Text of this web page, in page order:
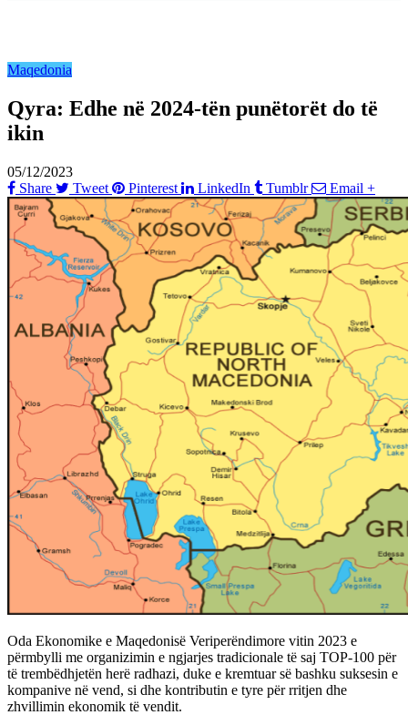
Maqedonia
Qyra: Edhe në 2024-tën punëtorët do të
ikin
05/12/2023
Share
Tweet Pinterest LinkedIn Tumblr Email +
Oda Ekonomike e Maqedonisë Veriperëndimore vitin 2023 e
përmbylli me organizimin e ngjarjes tradicionale të saj TOP-100 për
të trembëdhjetën herë radhazi, duke e kremtuar së bashku suksesin e
kompanive në vend, si dhe kontributin e tyre për rritjen dhe
zhvillimin ekonomik të vendit.